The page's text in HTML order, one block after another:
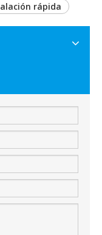
rápida